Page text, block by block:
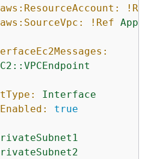
aws:ResourceAccount:
!Ref
aws:SourceVpc:
!Ref
Interface
true